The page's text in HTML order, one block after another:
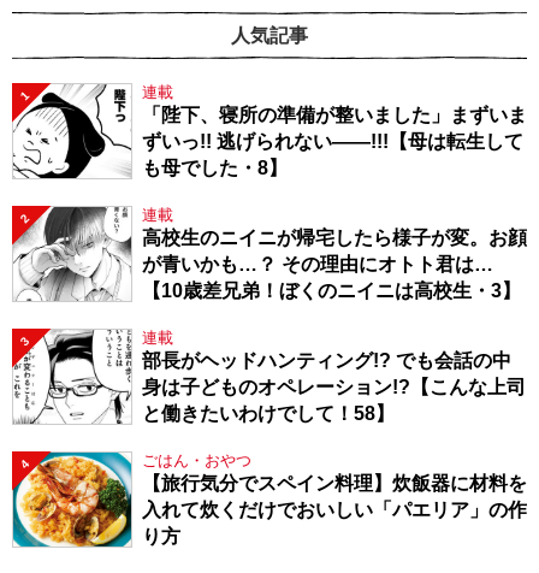
人気記事
1 連載
「陛下、寝所の準備が整いました」まずいま
ずいっ!! 逃げられない――!!!【母は転生して
も母でした・8】
2 連載
高校生のニイニが帰宅したら様子が変。お顔
が青いかも…？ その理由にオトト君は…
【10歳差兄弟！ぼくのニイニは高校生・3】
3 連載
部長がヘッドハンティング!? でも会話の中
身は子どものオペレーション!?【こんな上司
と働きたいわけでして！58】
4 ごはん・おやつ
【旅行気分でスペイン料理】炊飯器に材料を
入れて炊くだけでおいしい「パエリア」の作
り方